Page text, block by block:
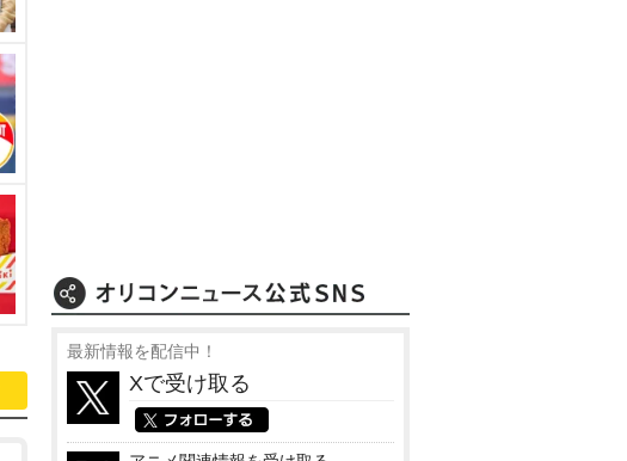
最新情報を配信中！
Xで受け取る